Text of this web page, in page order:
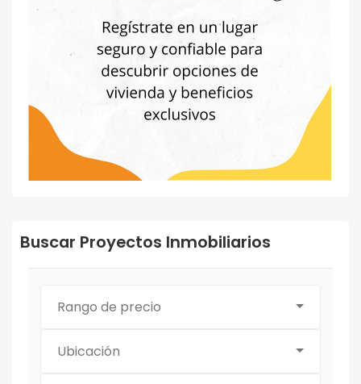
Buscar Proyectos Inmobiliarios
Rango de precio
Ubicación